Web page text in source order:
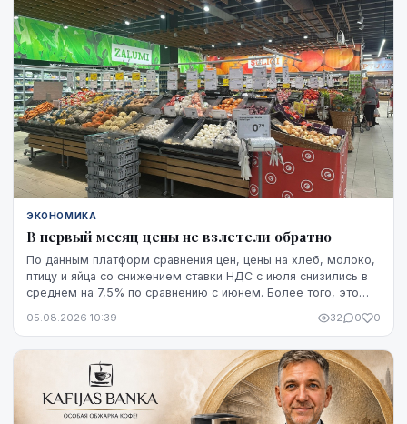
основан прогноз экспорта.
ЭКОНОМИКА
В первый месяц цены не взлетели обратно
По данным платформ сравнения цен, цены на хлеб, молоко,
птицу и яйца со снижением ставки НДС с июля снизились в
среднем на 7,5% по сравнению с июнем. Более того, это
данный момент - до начала августа.
05.08.2026 10:39 32 0 0